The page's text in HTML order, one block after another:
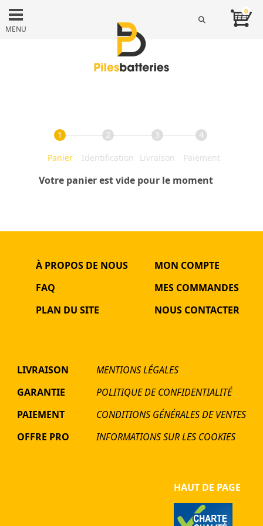
MENU
0
1
Panier
2
Identification
3
Livraison
4
Paiement
Votre panier est vide pour le moment
À PROPOS DE NOUS
FAQ
PLAN DU SITE
MON COMPTE
MES COMMANDES
NOUS CONTACTER
LIVRAISON
GARANTIE
PAIEMENT
OFFRE PRO
MENTIONS LÉGALES
POLITIQUE DE CONFIDENTIALITÉ
CONDITIONS GÉNÉRALES DE VENTES
INFORMATIONS SUR LES COOKIES
HAUT DE PAGE